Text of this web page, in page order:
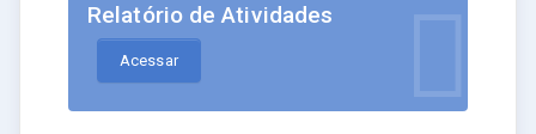
Relatório de Atividades
Acessar